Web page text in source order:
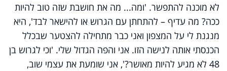
לא מוכנה להתפשר. 'ומה... מה את חושבת שזה טוב להיות
ככה? מה עדיף – להתחתן עם הגרוש או להישאר לבד', היא
מנגנת לי על המצפון ואני כבר מתחילה להצטער שבכלל
הכנסתי אותה לנישה הזו. אני והפה הגדול שלי. 'וכי לגרוש בן
48 לא מגיע להיות מאושר?', אני שומעת את עצמי שוב,